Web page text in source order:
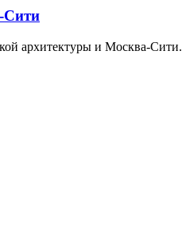
Сити
архитектуры и Москва-Сити.